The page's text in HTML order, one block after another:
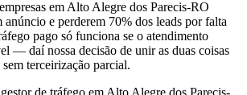
em Alto Alegre dos Parecis-RO
anúncio e perderem 70% dos leads por falta
pago só funciona se o atendimento
— daí nossa decisão de unir as duas coisas
terceirização parcial.